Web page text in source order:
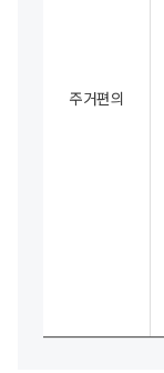
주거편의